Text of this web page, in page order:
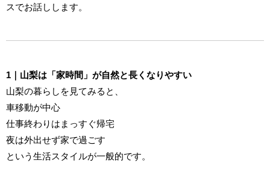
スでお話しします。
1｜山梨は「家時間」が自然と長くなりやすい
山梨の暮らしを見てみると、
車移動が中心
仕事終わりはまっすぐ帰宅
夜は外出せず家で過ごす
という生活スタイルが一般的です。